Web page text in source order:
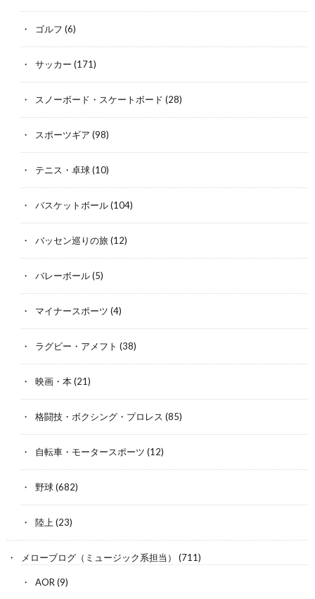
ゴルフ (6)
サッカー (171)
スノーボード・スケートボード (28)
スポーツギア (98)
テニス・卓球(10)
バスケットボール(104)
バッセン巡りの旅(12)
バレーボール(5)
マイナースポーツ (4)
ラグビー・アメフト (38)
映画・本(21)
格闘技・ボクシング・プロレス (85)
自転車・モータースポーツ (12)
野球(682)
陸上 (23)
メローブログ（ミュージック系担当） (711)
AOR (9)